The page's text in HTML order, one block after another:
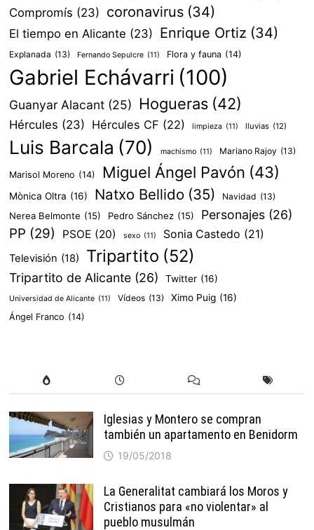
Compromís (23) coronavirus (34)
El tiempo en Alicante (23) Enrique Ortiz (34)
Explanada (13) Fernando Sepulcre (11) Flora y fauna (14)
Gabriel Echávarri (100)
Guanyar Alacant (25) Hogueras (42)
Hércules (23) Hércules CF (22) limpieza (11) lluvias (12)
Luis Barcala (70) machismo (11) Mariano Rajoy (13)
Marisol Moreno (14) Miguel Ángel Pavón (43)
Mònica Oltra (16) Natxo Bellido (35) Navidad (13)
Nerea Belmonte (15) Pedro Sánchez (15) Personajes (26)
PP (29) PSOE (20) sexo (11) Sonia Castedo (21)
Televisión (18) Tripartito (52)
Tripartito de Alicante (26) Twitter (16)
Universidad de Alicante (11) Vídeos (13) Ximo Puig (16)
Ángel Franco (14)
Iglesias y Montero se compran
también un apartamento en Benidorm
19/05/2018
La Generalitat cambiará los Moros y
Cristianos para «no violentar» al
pueblo musulmán